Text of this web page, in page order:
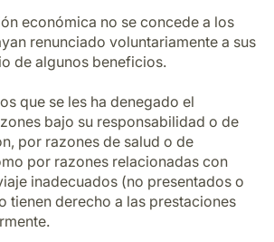
económica no se concede a los
renunciado voluntariamente a sus
de algunos beneficios.
que se les ha denegado el
bajo su responsabilidad o de
por razones de salud o de
por razones relacionadas con
inadecuados (no presentados o
tienen derecho a las prestaciones